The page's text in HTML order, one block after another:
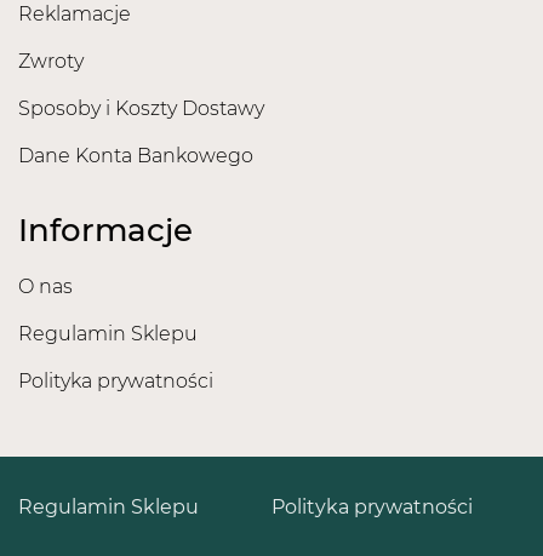
Reklamacje
Zwroty
Sposoby i Koszty Dostawy
Dane Konta Bankowego
Informacje
O nas
Regulamin Sklepu
Polityka prywatności
Polityka prywatności
Regulamin Sklepu